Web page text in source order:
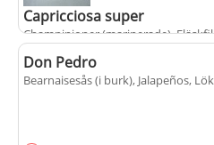
Capricciosa super
Champinjoner (marinerade),
Don Pedro
Bearnaisesås (i burk), Jalapeños,